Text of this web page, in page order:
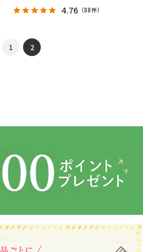
4.76 （88件）
1 2